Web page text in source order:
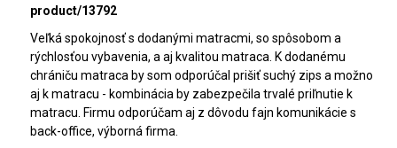
product/13792
Veľká spokojnosť s dodanými matracmi, so spôsobom a
rýchlosťou vybavenia, a aj kvalitou matraca. K dodanému
chrániču matraca by som odporúčal prišiť suchý zips a možno
aj k matracu - kombinácia by zabezpečila trvalé priľnutie k
matracu. Firmu odporúčam aj z dôvodu fajn komunikácie s
back-office, výborná firma.